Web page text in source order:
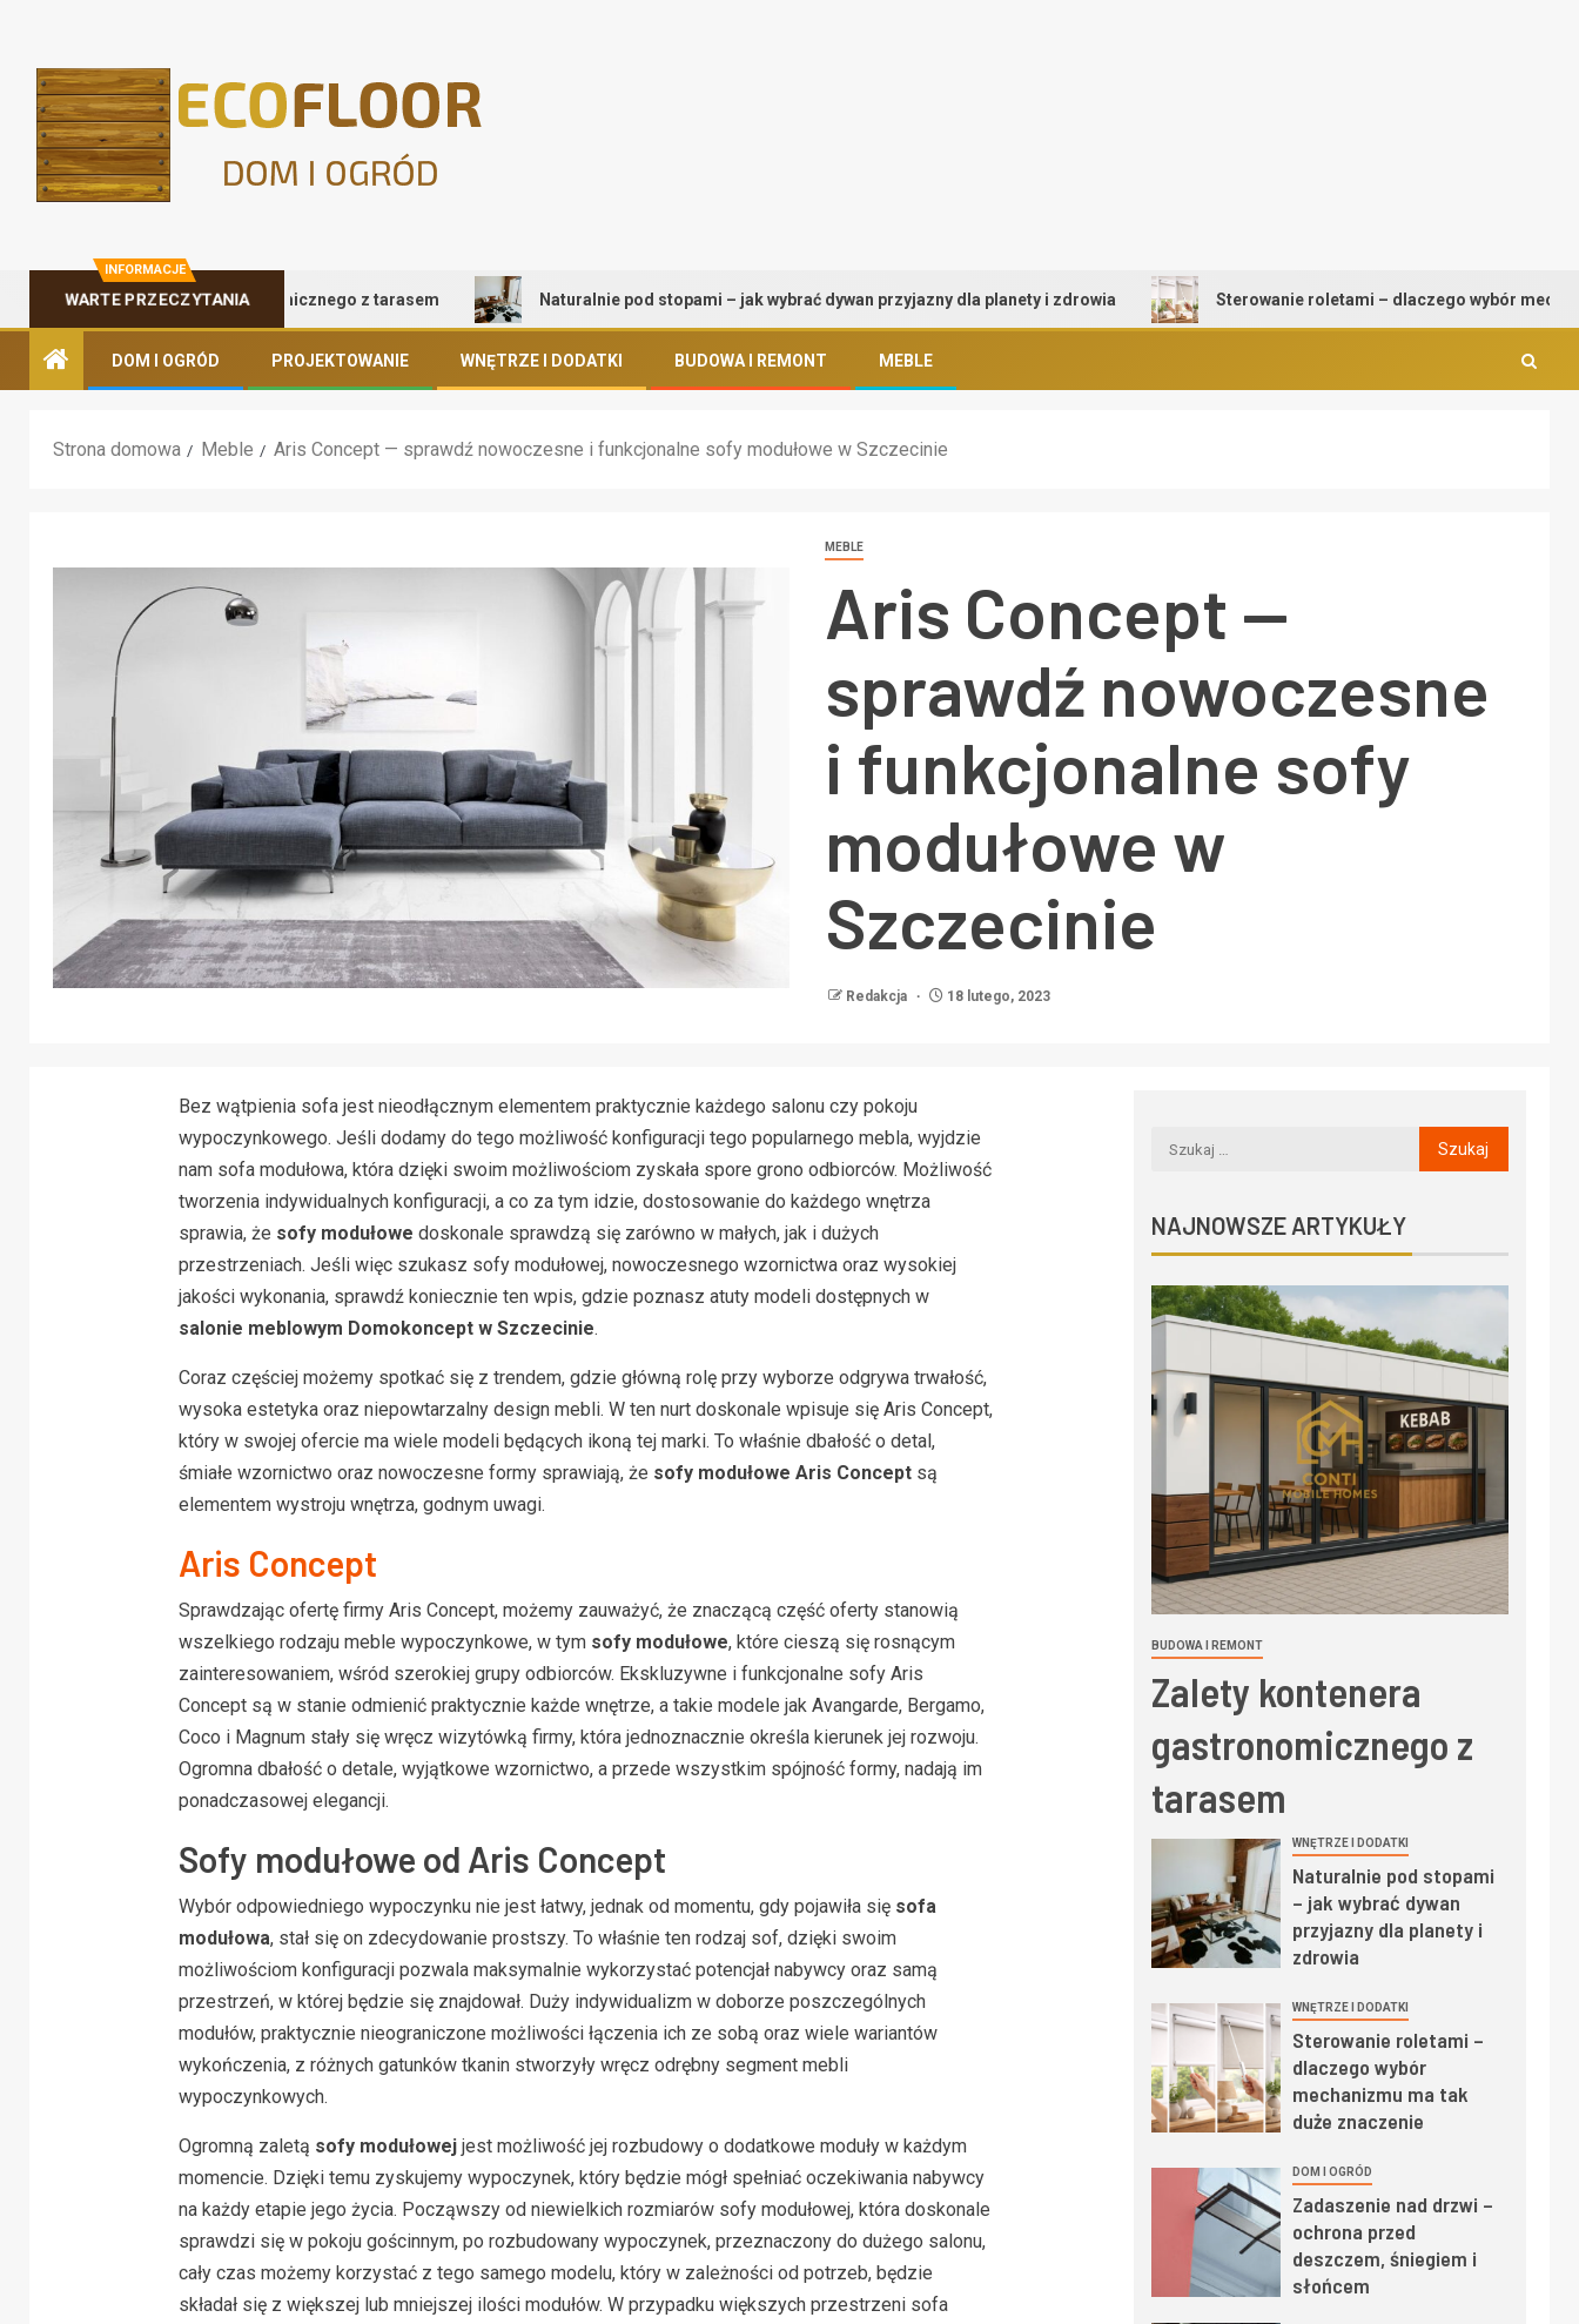
INFORMACJE
WARTE PRZECZYTANIA
kontenera gastronomicznego z tarasem Naturalnie pod stopami – jak wybrać dywan przyjazny dla planety i zdrowia Sterowanie roletami – dlaczego wybór mechanizmu ma
DOM I OGRÓD PROJEKTOWANIE WNĘTRZE I DODATKI BUDOWA I REMONT MEBLE
Strona domowa Meble Aris Concept — sprawdź nowoczesne i funkcjonalne sofy modułowe w Szczecinie
MEBLE
Aris Concept —
sprawdź nowoczesne
i funkcjonalne sofy
modułowe w
Szczecinie
Redakcja 18 lutego, 2023
Bez wątpienia sofa jest nieodłącznym elementem praktycznie każdego salonu czy pokoju
wypoczynkowego. Jeśli dodamy do tego możliwość konfiguracji tego popularnego mebla, wyjdzie
nam sofa modułowa, która dzięki swoim możliwościom zyskała spore grono odbiorców. Możliwość
tworzenia indywidualnych konfiguracji, a co za tym idzie, dostosowanie do każdego wnętrza
sprawia, że sofy modułowe doskonale sprawdzą się zarówno w małych, jak i dużych
przestrzeniach. Jeśli więc szukasz sofy modułowej, nowoczesnego wzornictwa oraz wysokiej
jakości wykonania, sprawdź koniecznie ten wpis, gdzie poznasz atuty modeli dostępnych w
salonie meblowym Domokoncept w Szczecinie.
Coraz częściej możemy spotkać się z trendem, gdzie główną rolę przy wyborze odgrywa trwałość,
wysoka estetyka oraz niepowtarzalny design mebli. W ten nurt doskonale wpisuje się Aris Concept,
który w swojej ofercie ma wiele modeli będących ikoną tej marki. To właśnie dbałość o detal,
śmiałe wzornictwo oraz nowoczesne formy sprawiają, że sofy modułowe Aris Conceptsą
elementem wystroju wnętrza, godnym uwagi.
Aris Concept
Sprawdzając ofertę firmy Aris Concept, możemy zauważyć, że znaczącą część oferty stanowią
wszelkiego rodzaju meble wypoczynkowe, w tym sofy modułowe, które cieszą się rosnącym
zainteresowaniem, wśród szerokiej grupy odbiorców. Ekskluzywne i funkcjonalne sofy Aris
Concept są w stanie odmienić praktycznie każde wnętrze, a takie modele jak Avangarde, Bergamo,
Coco i Magnum stały się wręcz wizytówką firmy, która jednoznacznie określa kierunek jej rozwoju.
Ogromna dbałość o detale, wyjątkowe wzornictwo, a przede wszystkim spójność formy, nadają im
ponadczasowej elegancji.
Sofy modułowe od Aris Concept
Wybór odpowiedniego wypoczynku nie jest łatwy, jednak od momentu, gdy pojawiła się sofa
modułowa, stał się on zdecydowanie prostszy. To właśnie ten rodzaj sof, dzięki swoim
możliwościom konfiguracji pozwala maksymalnie wykorzystać potencjał nabywcy oraz samą
przestrzeń, w której będzie się znajdował. Duży indywidualizm w doborze poszczególnych
modułów, praktycznie nieograniczone możliwości łączenia ich ze sobą oraz wiele wariantów
wykończenia, z różnych gatunków tkanin stworzyły wręcz odrębny segment mebli
wypoczynkowych.
Ogromną zaletą sofy modułowejjest możliwość jej rozbudowy o dodatkowe moduły w każdym
momencie. Dzięki temu zyskujemy wypoczynek, który będzie mógł spełniać oczekiwania nabywcy
na każdy etapie jego życia. Począwszy od niewielkich rozmiarów sofy modułowej, która doskonale
sprawdzi się w pokoju gościnnym, po rozbudowany wypoczynek, przeznaczony do dużego salonu,
cały czas możemy korzystać z tego samego modelu, który w zależności od potrzeb, będzie
składał się z większej lub mniejszej ilości modułów. W przypadku większych przestrzeni sofa
NAJNOWSZE ARTYKUŁY
BUDOWA I REMONT
Zalety kontenera
gastronomicznego z
tarasem
WNĘTRZE I DODATKI
Naturalnie pod stopami
– jak wybrać dywan
przyjazny dla planety i
zdrowia
WNĘTRZE I DODATKI
Sterowanie roletami –
dlaczego wybór
mechanizmu ma tak
duże znaczenie
DOM I OGRÓD
Zadaszenie nad drzwi –
ochrona przed
deszczem, śniegiem i
słońcem